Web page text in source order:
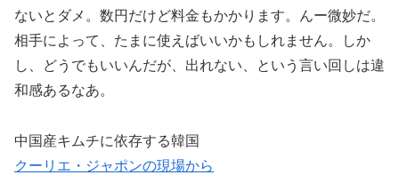
ないとダメ。数円だけど料金もかかります。んー微妙だ。
相手によって、たまに使えばいいかもしれません。しか
し、どうでもいいんだが、出れない、という言い回しは違
和感あるなあ。
中国産キムチに依存する韓国
クーリエ・ジャポンの現場から